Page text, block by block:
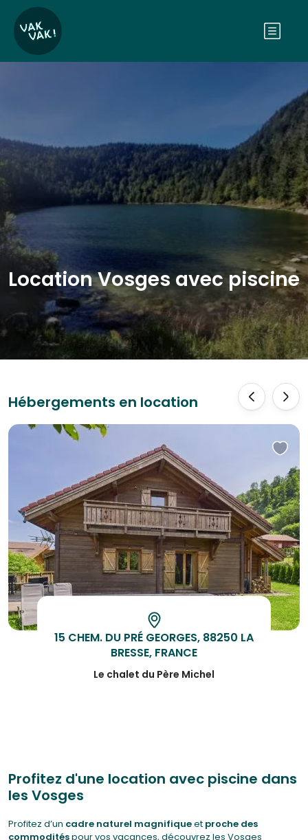
Location Vosges avec piscine
Hébergements en location
15 CHEM. DU PRÉ GEORGES, 88250 LA
BRESSE, FRANCE
Le chalet du Père Michel
‹ ›
Profitez d'une location avec piscine dans
les Vosges
Profitez d’un cadre naturel magnifiqueet proche des
commoditéspour vos vacances, découvrez les Vosges